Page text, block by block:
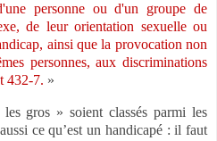
personne ou d'un groupe de
de leur orientation sexuelle ou
ainsi que la provocation non
personnes, aux discriminations
432-7. »
gros » soient classés parmi les
ce qu’est un handicapé : il faut